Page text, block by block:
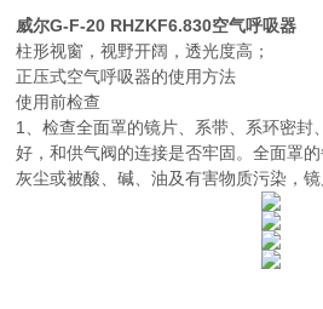
威尔G-F-20 RHZKF6.830空气呼吸器
柱形视窗，视野开阔，透光度高；
正压式空气呼吸器的使用方法
使用前检查
1、检查全面罩的镜片、系带、系环密封
好，和供气阀的连接是否牢固。全面罩
灰尘或被酸、碱、油及有害物质污染，镜